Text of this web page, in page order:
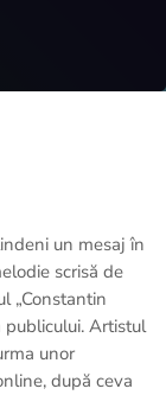
un mesaj în
scrisă de
„Constantin
publicului. Artistul
unor
după ceva